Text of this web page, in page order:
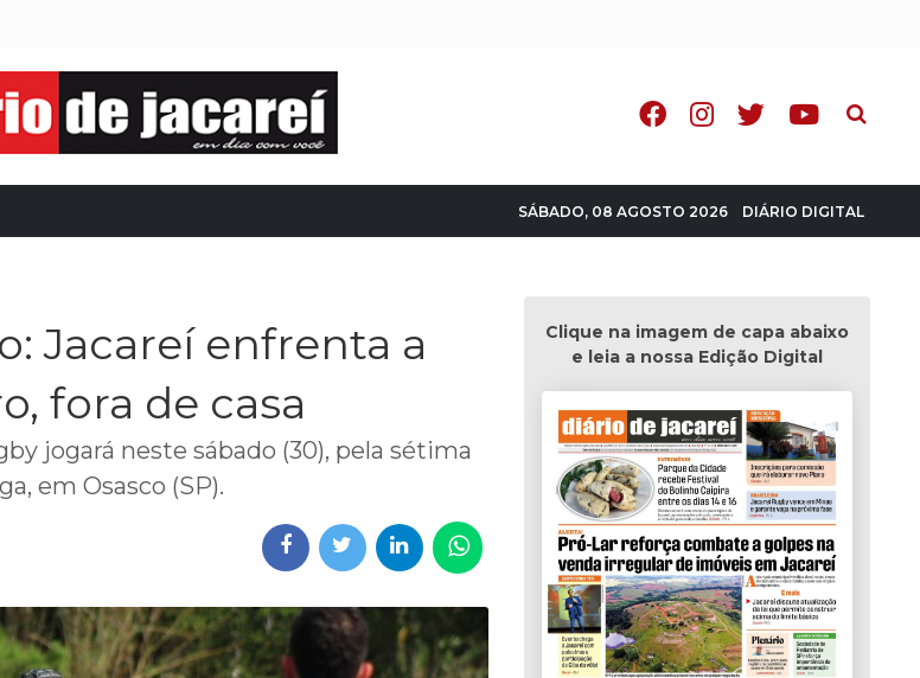
Pesquisa
SÁBADO, 08 AGOSTO 2026 DIÁRIO DIGITAL
Jacareí enfrenta a
fora de casa
jogará neste sábado (30), pela sétima
em Osasco (SP).
Clique na imagem de capa abaixo
e leia a nossa Edição Digital